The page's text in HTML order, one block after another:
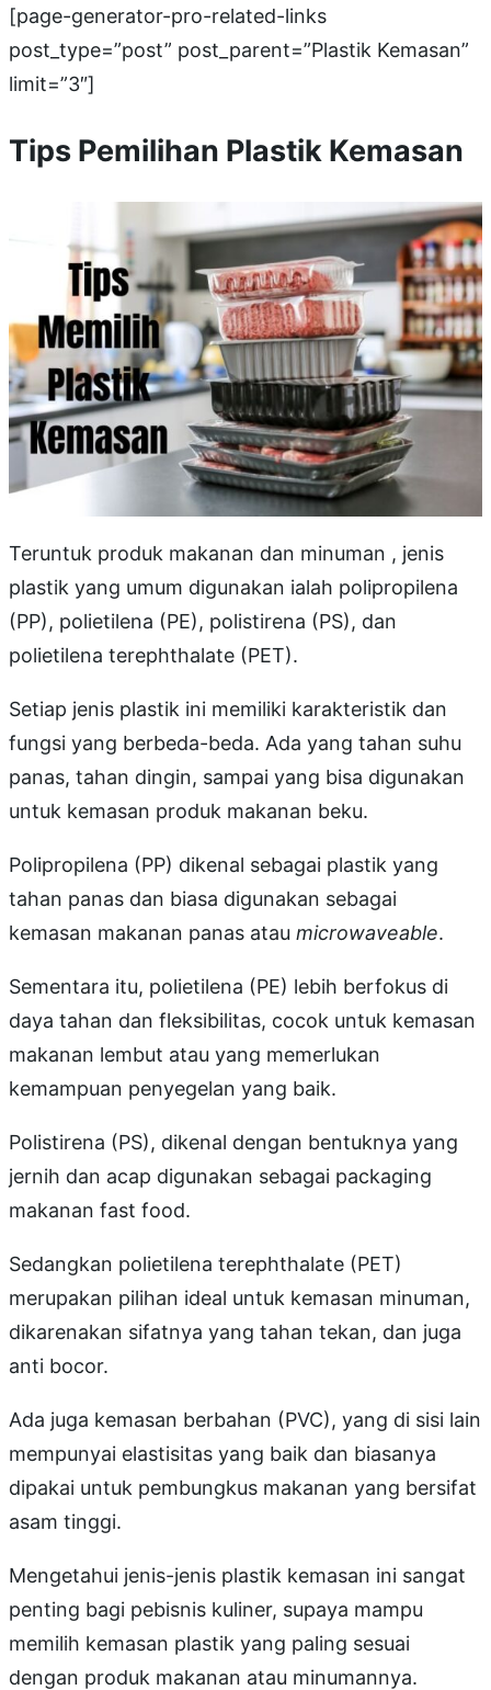
[page-generator-pro-related-links
post_type=”post” post_parent=”Plastik Kemasan”
limit=”3″]
Tips Pemilihan Plastik Kemasan
Teruntuk produk makanan dan minuman , jenis
plastik yang umum digunakan ialah polipropilena
(PP), polietilena (PE), polistirena (PS), dan
polietilena terephthalate (PET).
Setiap jenis plastik ini memiliki karakteristik dan
fungsi yang berbeda-beda. Ada yang tahan suhu
panas, tahan dingin, sampai yang bisa digunakan
untuk kemasan produk makanan beku.
Polipropilena (PP) dikenal sebagai plastik yang
tahan panas dan biasa digunakan sebagai
kemasan makanan panas atau microwaveable.
Sementara itu, polietilena (PE) lebih berfokus di
daya tahan dan fleksibilitas, cocok untuk kemasan
makanan lembut atau yang memerlukan
kemampuan penyegelan yang baik.
Polistirena (PS), dikenal dengan bentuknya yang
jernih dan acap digunakan sebagai packaging
makanan fast food.
Sedangkan polietilena terephthalate (PET)
merupakan pilihan ideal untuk kemasan minuman,
dikarenakan sifatnya yang tahan tekan, dan juga
anti bocor.
Ada juga kemasan berbahan (PVC), yang di sisi lain
mempunyai elastisitas yang baik dan biasanya
dipakai untuk pembungkus makanan yang bersifat
asam tinggi.
Mengetahui jenis-jenis plastik kemasan ini sangat
penting bagi pebisnis kuliner, supaya mampu
memilih kemasan plastik yang paling sesuai
dengan produk makanan atau minumannya.